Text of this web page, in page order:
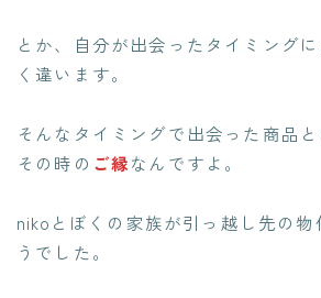
とか、自分が出会ったタイミング
く違います。
そんなタイミングで出会った商品
その時の ご縁なんですよ。
nikoとぼくの家族が引っ越し先の物
うでした。